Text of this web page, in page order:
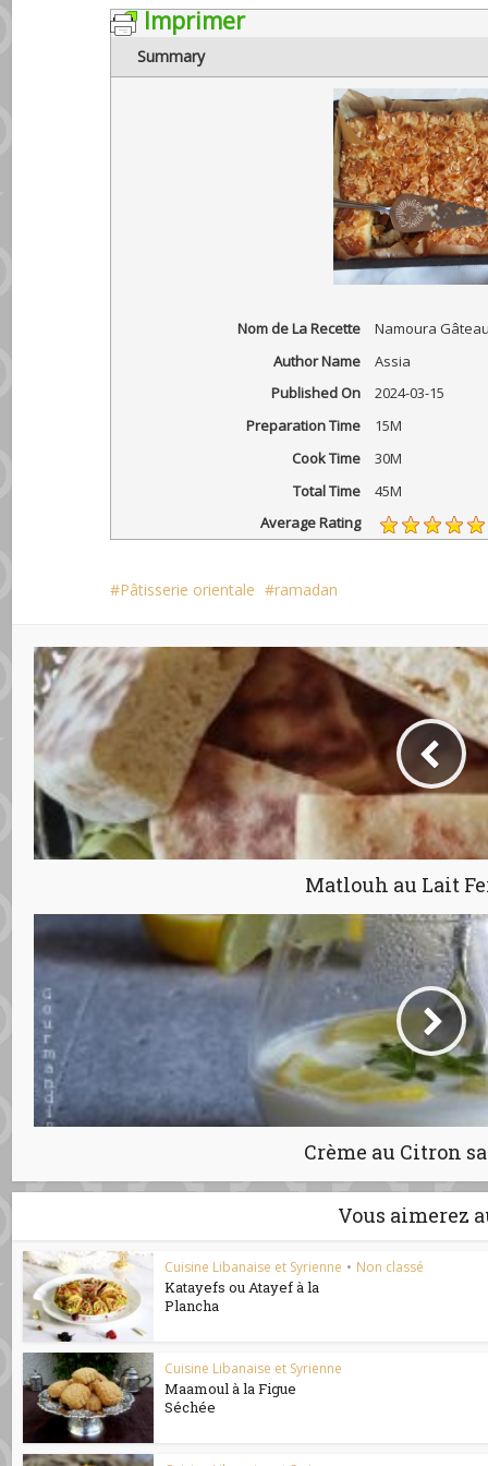
Imprimer
Summary
Nom de La Recette
Namoura
Author Name
Assia
Published On
2024-03-15
Preparation Time
15M
Cook Time
30M
Total Time
45M
Average Rating
Pâtisserie orientale ramadan
Matlouh au Lait
Crème au Citron
Vous aimerez
Cuisine Libanaise et Syrienne • Non classé
Katayefs ou Atayef à la
Plancha
Cuisine Libanaise et Syrienne
Maamoul à la Figue
Séchée